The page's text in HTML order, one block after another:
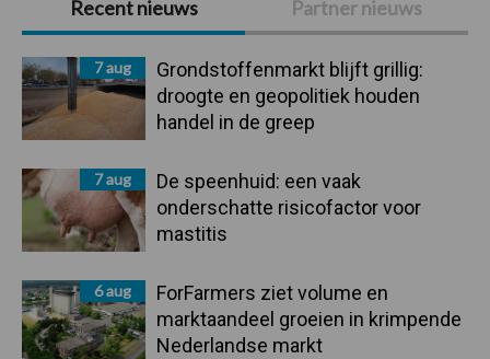
Sidebar
Recent nieuws Partner nieuws
7 aug
Grondstoffenmarkt blijft grillig:
droogte en geopolitiek houden
handel in de greep
7 aug
De speenhuid: een vaak
onderschatte risicofactor voor
mastitis
6 aug
ForFarmers ziet volume en
marktaandeel groeien in krimpende
Nederlandse markt